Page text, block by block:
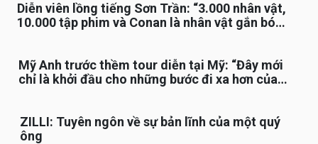
Diễn viên lồng tiếng Sơn Trần: “3.000 nhân vật,
10.000 tập phim và Conan là nhân vật gắn bó
Mỹ Anh trước thềm tour diễn tại Mỹ: “Đây mới
chỉ là khởi đầu cho những bước đi xa hơn của
ZILLI: Tuyên ngôn về sự bản lĩnh của một quý
ông